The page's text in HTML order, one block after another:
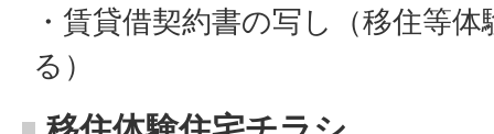
・賃貸借契約書の写し（移住等
る）